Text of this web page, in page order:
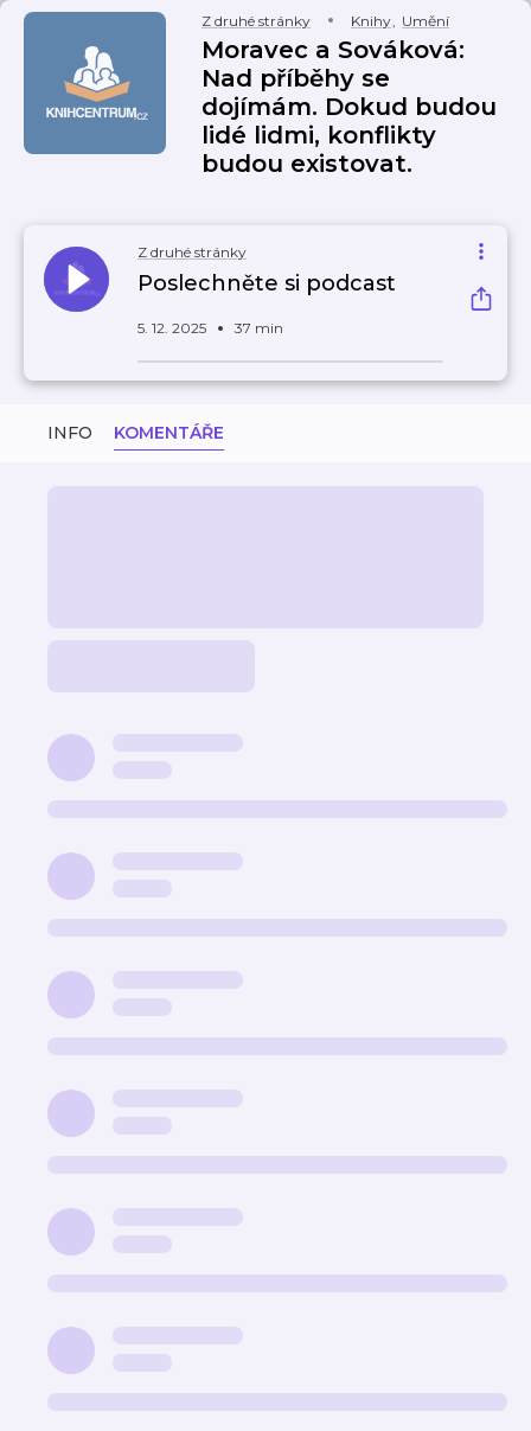
Z druhé stránky Knihy, Umění
Moravec a Sováková:
Nad příběhy se
dojímám. Dokud budou
lidé lidmi, konflikty
budou existovat.
Z druhé stránky
Poslechněte si podcast
5. 12. 2025 37 min
INFO KOMENTÁŘE